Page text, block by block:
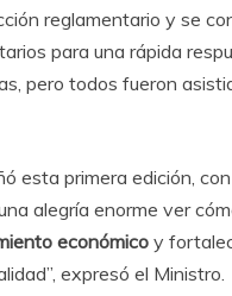
reglamentario y se
para una rápida
pero todos fueron
esta primera edición,
alegría enorme ver
económico y
expresó el Ministro.